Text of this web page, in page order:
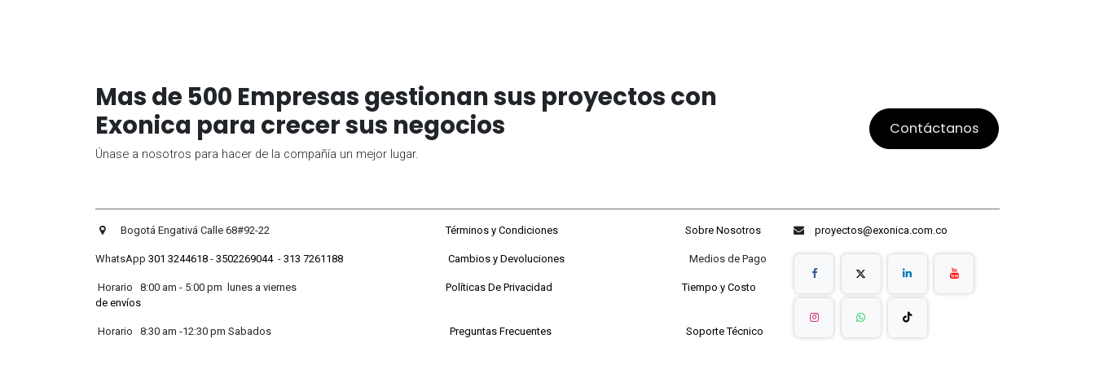
Mas de 500 Empresas gestionan sus proyectos con
Exonica para crecer sus negocios
Únase a nosotros para hacer de la compañía un mejor lugar.
Contáctanos
Bogotá Engativá Calle 68#92-22Términos y Condiciones Sobre Nosotros
WhatsApp 301 3244618 - 3502269044- 313 7261188 Cambios y Devoluciones Medios de Pago
Horario 8:00 am - 5:00 pm lunes a viernes Políticas De Privacidad
Tiempo y Costo
de envíos
Horario 8:30 am -12:30 pm Sabados Preguntas Frecuentes Soporte Técnico
proyectos@exonica.com.co